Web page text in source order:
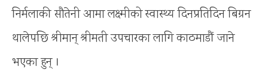
निर्मलाकी सौतेनी आमा लक्ष्मीको स्वास्थ्य दिनप्रतिदिन बिग्रन
थालेपछि श्रीमान् श्रीमती उपचारका लागि काठमाडौं जाने
भएका हुन् ।